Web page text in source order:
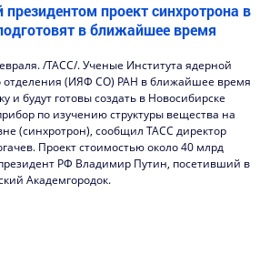
проект синхротрона в
в ближайшее время
/ТАСС/. Ученые Института ядерной
отделения (ИЯФ СО) РАН в ближайшее время
и будут готовы создать в Новосибирске
по изучению структуры вещества на
(синхротрон), сообщил ТАСС директор
Проект стоимостью около 40 млрд
РФ Владимир Путин, посетивший в
Академгородок.